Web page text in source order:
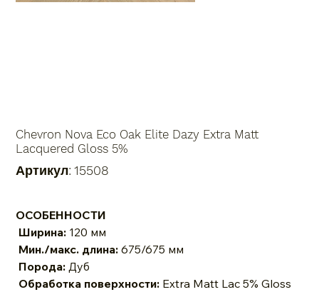
Chevron Nova Eco Oak Elite Dazy Extra Matt
Lacquered Gloss 5%
Артикул:
15508
15508
ОСОБЕННОСТИ
Ширина: 120 мм
Мин./макс. длина: 675/675 мм
Порода: Дуб
Обработка поверхности: Extra Matt Lac 5% Gloss